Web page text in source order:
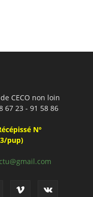
CECO non loin
67 23 - 91 58 86
N°
pup)